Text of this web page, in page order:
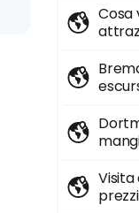
Cosa
Visita